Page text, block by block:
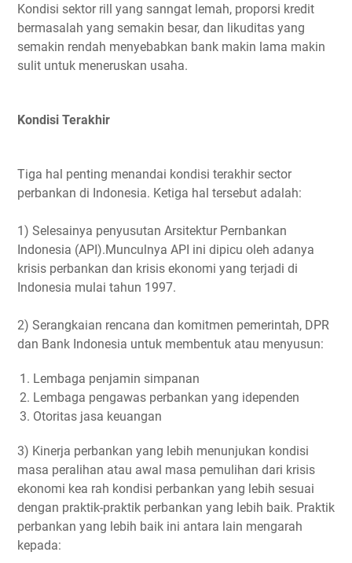
Kondisi sektor rill yang sanngat lemah, proporsi kredit
bermasalah yang semakin besar, dan likuditas yang
semakin rendah menyebabkan bank makin lama makin
sulit untuk meneruskan usaha.
Kondisi Terakhir
Tiga hal penting menandai kondisi terakhir sector
perbankan di Indonesia. Ketiga hal tersebut adalah:
1) Selesainya penyusutan Arsitektur Pernbankan
Indonesia (API).Munculnya API ini dipicu oleh adanya
krisis perbankan dan krisis ekonomi yang terjadi di
Indonesia mulai tahun 1997.
2) Serangkaian rencana dan komitmen pemerintah, DPR
dan Bank Indonesia untuk membentuk atau menyusun:
Lembaga penjamin simpanan
Lembaga pengawas perbankan yang idependen
Otoritas jasa keuangan
3) Kinerja perbankan yang lebih menunjukan kondisi
masa peralihan atau awal masa pemulihan dari krisis
ekonomi kea rah kondisi perbankan yang lebih sesuai
dengan praktik-praktik perbankan yang lebih baik. Praktik
perbankan yang lebih baik ini antara lain mengarah
kepada: